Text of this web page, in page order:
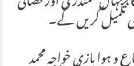
کریں گے۔